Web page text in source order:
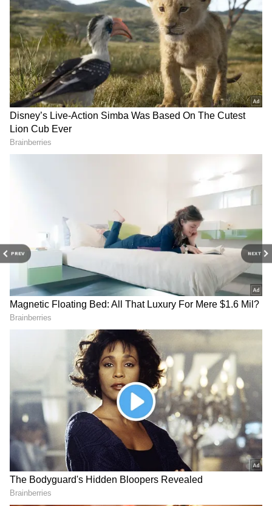
PREV NEXT
3
వయ్యారాలు పోతున్న నడుమును చూపిస్తూ.. హోయలు
పోతుంది అనుపమా పరమేశ్వరన్. చిరునవ్వులు చిందిస్తూ..
చురకత్తులు విసురుతోంది. మత్తుగా గమ్మత్తుగా
చూస్తూ..కుర్రాళ్ల మనసున్ని చిత్తు చేసే ప్రయత్నంచేస్తోంది.
టోటల్ గా కుర్రాళ్లమీదకు ఓ బ్యూటీ బాంబ్ విసిరింది
అనుపమా.